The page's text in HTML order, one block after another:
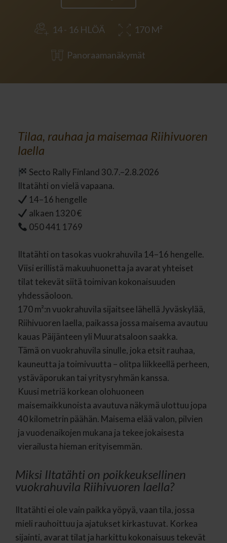
14 - 16 HLÖÄ 170 M²
Panoraamanäkymät
Tilaa, rauhaa ja maisemaa Riihivuoren
laella
Secto Rally Finland 30.7.–2.8.2026
050 441 1769
Iltatähti on tasokas vuokrahuvila 14–16 hengelle.
Viisi erillistä makuuhuonetta ja avarat yhteiset
tilat tekevät siitä toimivan kokonaisuuden
yhdessäoloon.
170 m²:n vuokrahuvila sijaitsee lähellä Jyväskylää,
Riihivuoren laella, paikassa jossa maisema avautuu
kauas Päijänteen yli Muuratsaloon saakka.
Tämä on vuokrahuvila sinulle, joka etsit rauhaa,
kauneutta ja toimivuutta – olitpa liikkeellä perheen,
ystäväporukan tai yritysryhmän kanssa.
Kuusi metriä korkean olohuoneen
maisemaikkunoista avautuva näkymä ulottuu jopa
40 kilometrin päähän. Maisema elää valon, pilvien
ja vuodenaikojen mukana ja tekee jokaisesta
vierailusta hieman erityisemmän.
Miksi Iltatähti on poikkeuksellinen
vuokrahuvila Riihivuoren laella?
Iltatähti ei ole vain paikka yöpyä, vaan tila, jossa
mieli rauhoittuu ja ajatukset kirkastuvat. Korkea
sijainti, avarat tilat ja harkittu kokonaisuus tekevät